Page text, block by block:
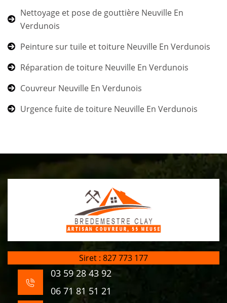
Nettoyage et pose de gouttière Neuville En
Verdunois
Peinture sur tuile et toiture Neuville En Verdunois
Réparation de toiture Neuville En Verdunois
Couvreur Neuville En Verdunois
Urgence fuite de toiture Neuville En Verdunois
Siret : 827 773 177
03 59 28 43 92
06 71 81 51 21